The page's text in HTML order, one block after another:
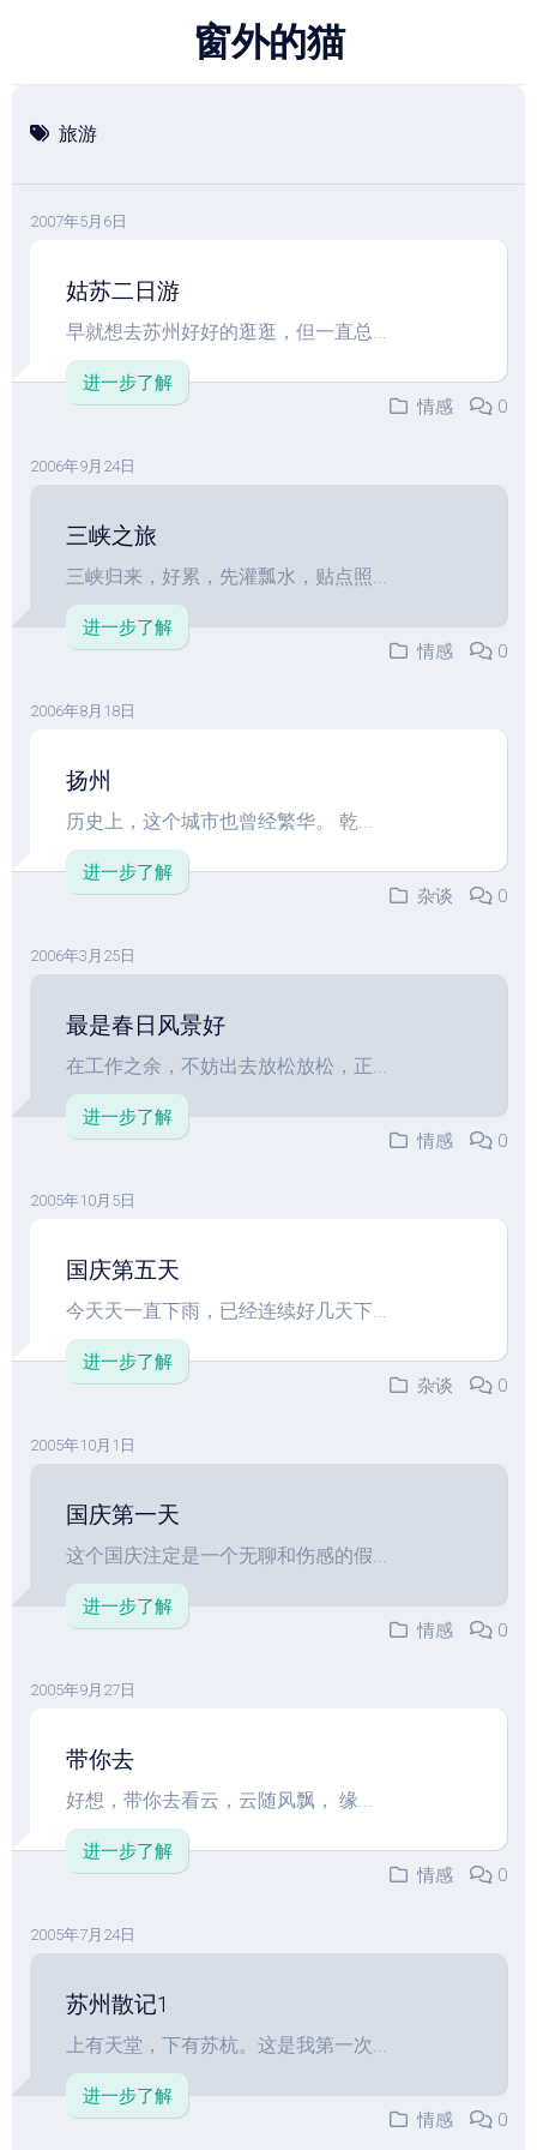
窗外的猫
旅游
2007年5月6日
姑苏二日游
早就想去苏州好好的逛逛，但一直总...
进一步了解
情感
0
2006年9月24日
三峡之旅
三峡归来，好累，先灌瓢水，贴点照...
进一步了解
情感
0
2006年8月18日
扬州
历史上，这个城市也曾经繁华。 乾...
进一步了解
杂谈
0
2006年3月25日
最是春日风景好
在工作之余，不妨出去放松放松，正...
进一步了解
情感
0
2005年10月5日
国庆第五天
今天天一直下雨，已经连续好几天下...
进一步了解
杂谈
0
2005年10月1日
国庆第一天
这个国庆注定是一个无聊和伤感的假...
进一步了解
情感
0
2005年9月27日
带你去
好想，带你去看云，云随风飘， 缘...
进一步了解
情感
0
2005年7月24日
苏州散记1
上有天堂，下有苏杭。这是我第一次...
进一步了解
情感
0